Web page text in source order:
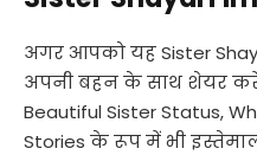
अगर आपको यहSister
अपनी बहन के साथ शेयर
Beautiful Sister Status,
Stories के रूप में भी